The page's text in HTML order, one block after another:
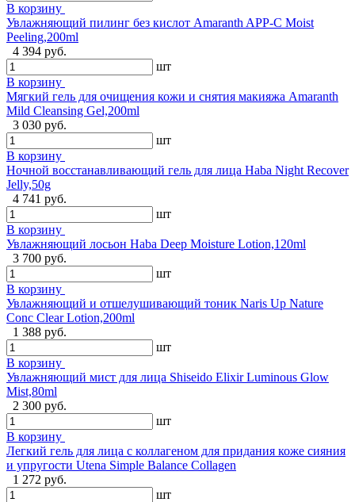
В корзину
Увлажняющий пилинг без кислот Amaranth APP-C Moist
Peeling,200ml
4 394 руб.
шт
В корзину
Мягкий гель для очищения кожи и снятия макияжа Amaranth
Mild Cleansing Gel,200ml
3 030 руб.
шт
В корзину
Ночной восстанавливающий гель для лица Haba Night Recover
Jelly,50g
4 741 руб.
шт
В корзину
Увлажняющий лосьон Haba Deep Moisture Lotion,120ml
3 700 руб.
шт
В корзину
Увлажняющий и отшелушивающий тоник Naris Up Nature
Conc Clear Lotion,200ml
1 388 руб.
шт
В корзину
Увлажняющий мист для лица Shiseido Elixir Luminous Glow
Mist,80ml
2 300 руб.
шт
В корзину
Легкий гель для лица с коллагеном для придания коже сияния
и упругости Utena Simple Balance Collagen
1 272 руб.
шт